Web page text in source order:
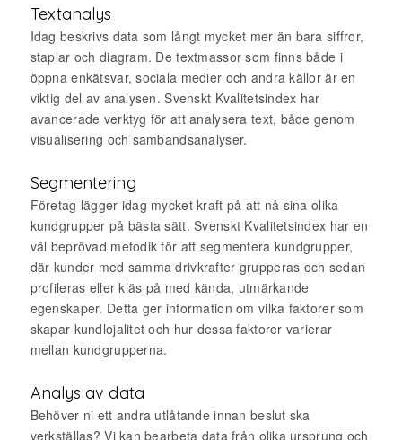
Textanalys
Idag beskrivs data som långt mycket mer än bara siffror,
staplar och diagram. De textmassor som finns både i
öppna enkätsvar, sociala medier och andra källor är en
viktig del av analysen. Svenskt Kvalitetsindex har
avancerade verktyg för att analysera text, både genom
visualisering och sambandsanalyser.
Segmentering
Företag lägger idag mycket kraft på att nå sina olika
kundgrupper på bästa sätt. Svenskt Kvalitetsindex har en
väl beprövad metodik för att segmentera kundgrupper,
där kunder med samma drivkrafter grupperas och sedan
profileras eller kläs på med kända, utmärkande
egenskaper. Detta ger information om vilka faktorer som
skapar kundlojalitet och hur dessa faktorer varierar
mellan kundgrupperna.
Analys av data
Behöver ni ett andra utlåtande innan beslut ska
verkställas? Vi kan bearbeta data från olika ursprung och